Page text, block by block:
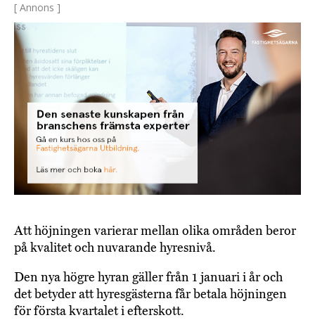
[ Annons ]
Att höjningen varierar mellan olika områden beror
på kvalitet och nuvarande hyresnivå.
Den nya högre hyran gäller från 1 januari i år och
det betyder att hyresgästerna får betala höjningen
för första kvartalet i efterskott.